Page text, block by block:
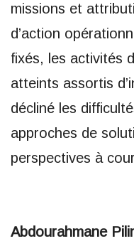
missions et
d’action
fixés, les activités
atteints assortis
décliné les
approches de
perspectives à
Abdourahmane